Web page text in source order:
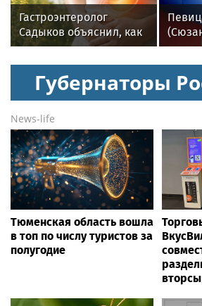
Гастроэнтеролог
Садыков объяснил, как
амброзия может влиять
как
Губернаторы
News-life
Тюменская область вошла
в топ по числу туристов за
полугодие